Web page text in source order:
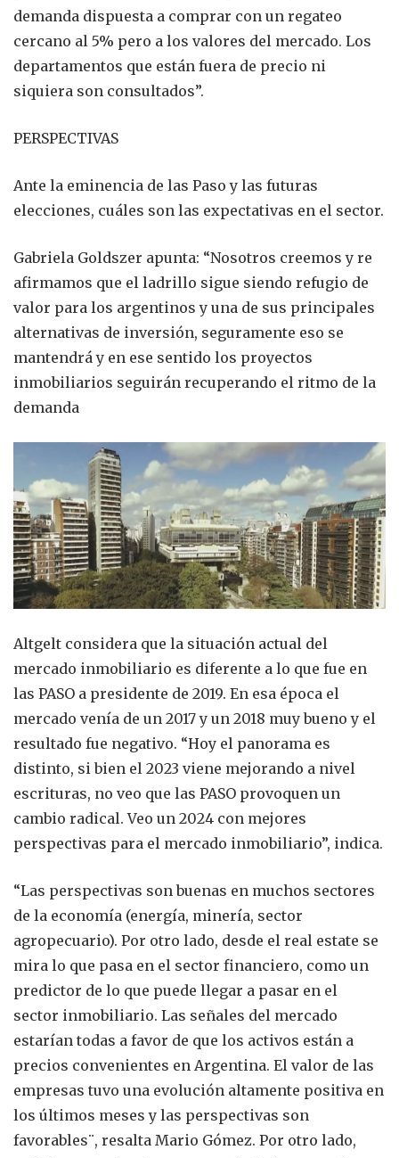
demanda dispuesta a comprar con un regateo
cercano al 5% pero a los valores del mercado. Los
departamentos que están fuera de precio ni
siquiera son consultados”.
PERSPECTIVAS
Ante la eminencia de las Paso y las futuras
elecciones, cuáles son las expectativas en el sector.
Gabriela Goldszer apunta: “Nosotros creemos y re
afirmamos que el ladrillo sigue siendo refugio de
valor para los argentinos y una de sus principales
alternativas de inversión, seguramente eso se
mantendrá y en ese sentido los proyectos
inmobiliarios seguirán recuperando el ritmo de la
demanda
Altgelt considera que la situación actual del
mercado inmobiliario es diferente a lo que fue en
las PASO a presidente de 2019. En esa época el
mercado venía de un 2017 y un 2018 muy bueno y el
resultado fue negativo. “Hoy el panorama es
distinto, si bien el 2023 viene mejorando a nivel
escrituras, no veo que las PASO provoquen un
cambio radical. Veo un 2024 con mejores
perspectivas para el mercado inmobiliario”, indica.
“Las perspectivas son buenas en muchos sectores
de la economía (energía, minería, sector
agropecuario). Por otro lado, desde el real estate se
mira lo que pasa en el sector financiero, como un
predictor de lo que puede llegar a pasar en el
sector inmobiliario. Las señales del mercado
estarían todas a favor de que los activos están a
precios convenientes en Argentina. El valor de las
empresas tuvo una evolución altamente positiva en
los últimos meses y las perspectivas son
favorables¨, resalta Mario Gómez. Por otro lado,